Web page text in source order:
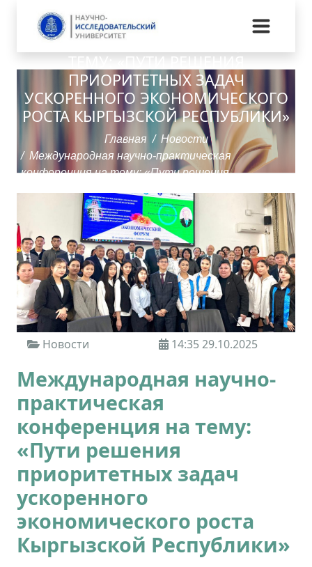
МЕЖДУНАРОДНАЯ НАУЧНО-
ПРАКТИЧЕСКАЯ КОНФЕРЕНЦИЯ НА
ТЕМУ: «ПУТИ РЕШЕНИЯ
ПРИОРИТЕТНЫХ ЗАДАЧ
УСКОРЕННОГО ЭКОНОМИЧЕСКОГО
РОСТА КЫРГЫЗСКОЙ РЕСПУБЛИКИ»
Главная
Новости
Международная научно-практическая
конференция на тему: «Пути решения
роста Кыргызской Республики»
Новости 14:35 29.10.2025
Международная научно-
практическая
конференция на тему:
«Пути решения
приоритетных задач
ускоренного
экономического роста
Кыргызской Республики»